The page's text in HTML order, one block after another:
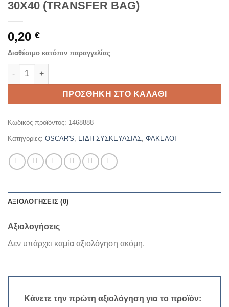
30Χ40 (TRANSFER BAG)
0,20 €
Διαθέσιμο κατόπιν παραγγελίας
ΠΛΑΣΤΙΚΟΣ ΦΑΚΕΛΟΣ ΑΣΦΑΛΕΙΑΣ 30Χ40 (TRANSFER BAG)
ΠΡΟΣΘΉΚΗ ΣΤΟ ΚΑΛΆΘΙ
Κωδικός προϊόντος: 1468888
Κατηγορίες: OSCAR'S ΕΙΔΗ ΣΥΣΚΕΥΑΣΙΑΣ ΦΑΚΕΛΟΙ
ΑΞΙΟΛΟΓΉΣΕΙΣ (0)
Αξιολογήσεις
Δεν υπάρχει καμία αξιολόγηση ακόμη.
Κάνετε την πρώτη αξιολόγηση για το προϊόν: